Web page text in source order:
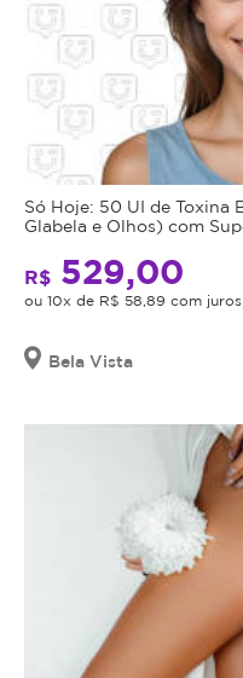
Só Hoje: 50 UI de Toxina
Glabela e Olhos) com
R$ 529,00
ou 10x de R$ 58,89 com juros
Bela Vista